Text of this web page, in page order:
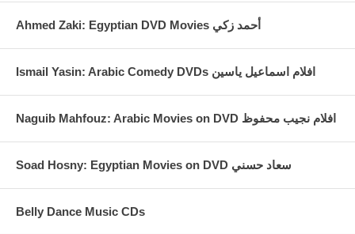
Ahmed Zaki: Egyptian DVD Movies أحمد زكي
Ismail Yasin: Arabic Comedy DVDs افلام اسماعيل ياسين
Naguib Mahfouz: Arabic Movies on DVD افلام نجيب محفوظ
Soad Hosny: Egyptian Movies on DVD سعاد حسني
Belly Dance Music CDs